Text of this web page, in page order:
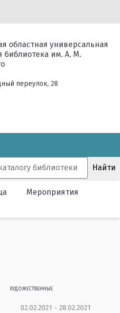
областная универсальная
библиотека им. А. М.
переулок, 28
Мероприятия
ХУДОЖЕСТВЕННЫЕ
02.02.2021 - 28.02.2021